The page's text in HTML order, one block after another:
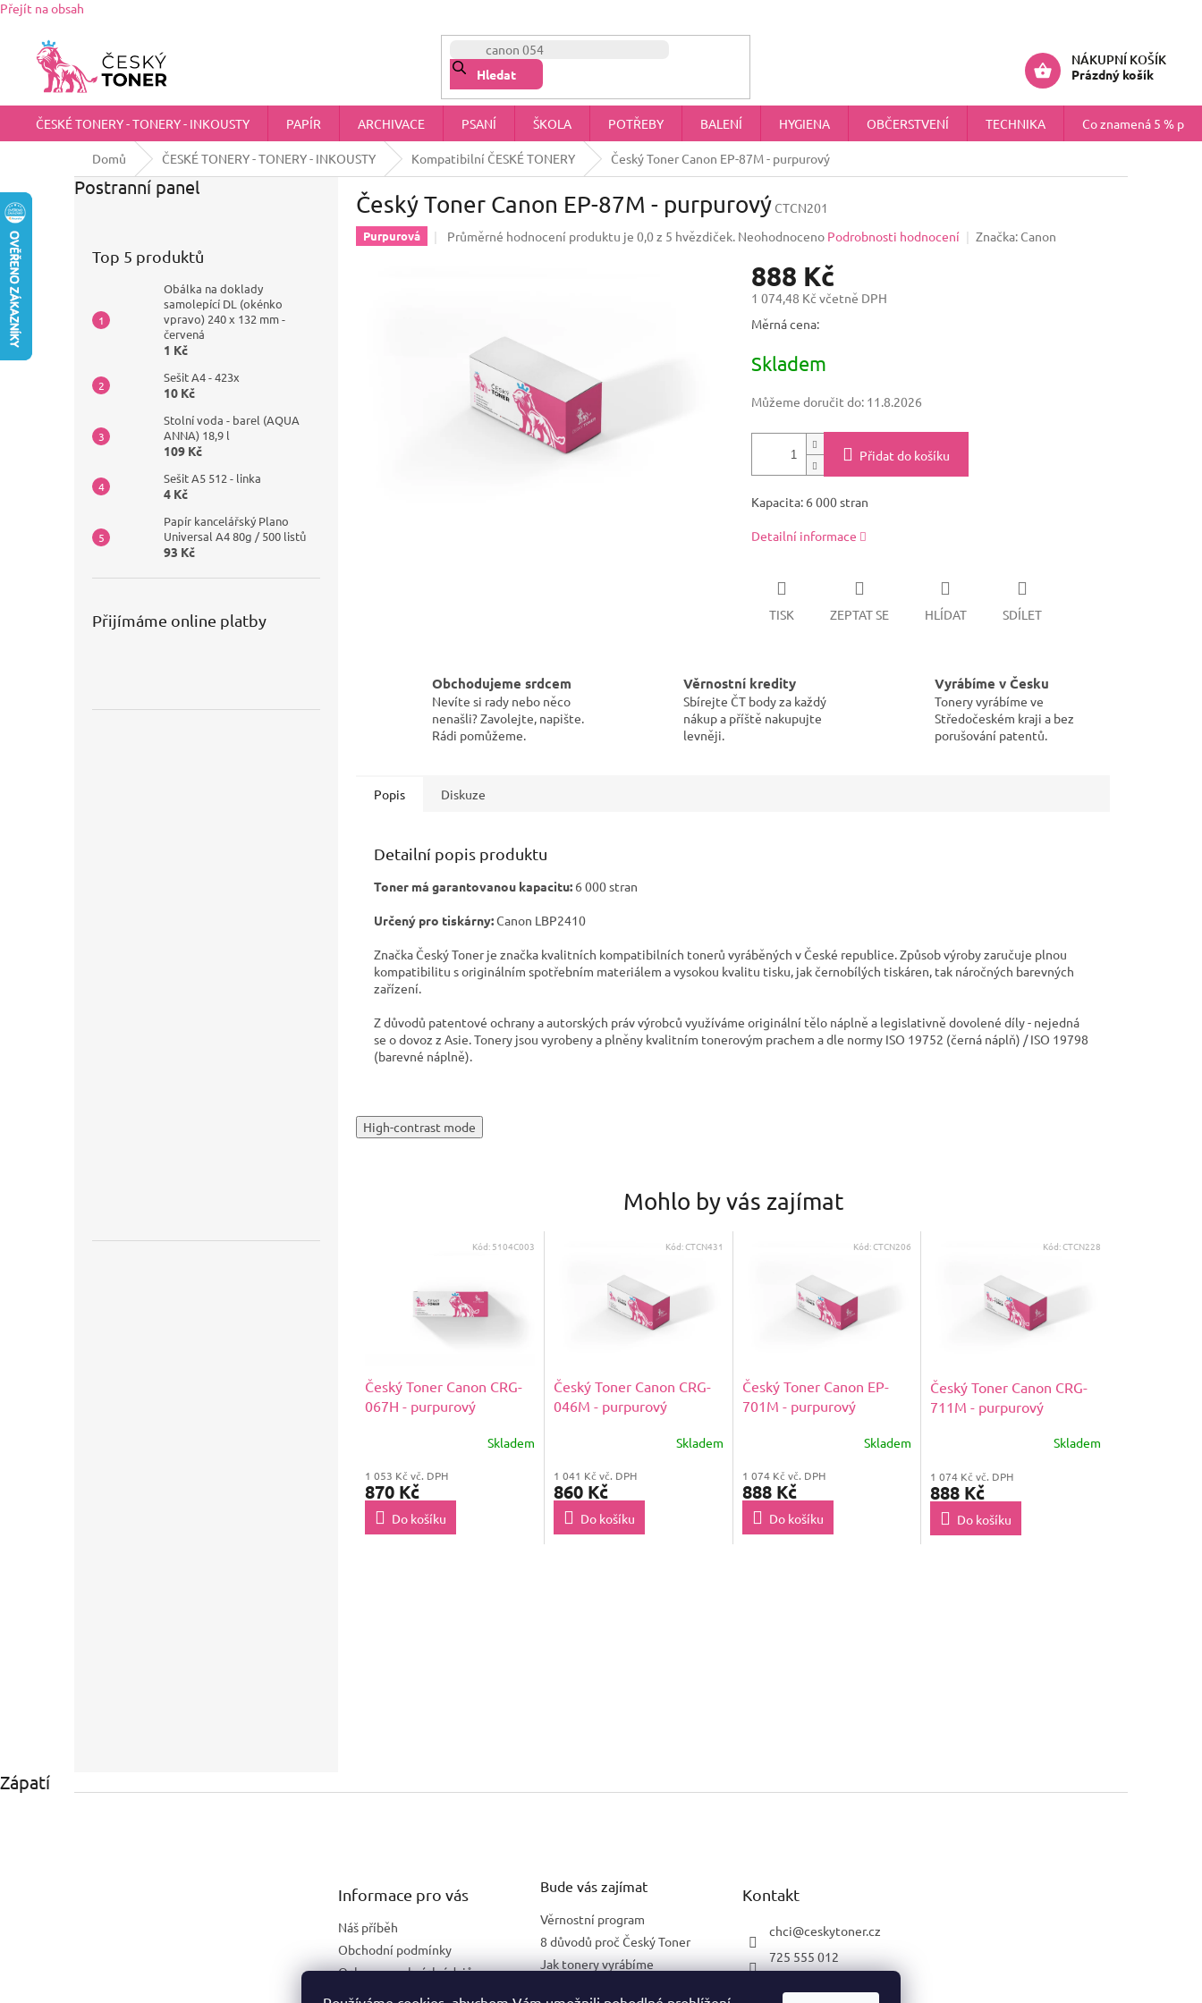
Přejít na obsah
chci@ceskytoner.cz
OBCHODNÍ PODMÍNKY
Hledat
NÁKUPNÍ KOŠÍK
Prázdný košík
ČESKÉ TONERY - TONERY - INKOUSTY PAPÍR ARCHIVACE PSANÍ ŠKOLA POTŘEBY BALENÍ HYGIENA OBČERSTVENÍ TECHNIKA Co znamená 5 %
Domů ČESKÉ TONERY - TONERY - INKOUSTY Kompatibilní ČESKÉ TONERY Český Toner Canon EP-87M - purpurový
Postranní panel
Top 5 produktů
Obálka na doklady
samolepící DL (okénko
vpravo) 240 x 132 mm -
červená
1 Kč
Sešit A4 - 423x
10 Kč
Stolní voda - barel (AQUA
ANNA) 18,9 l
109 Kč
Sešit A5 512 - linka
4 Kč
Papír kancelářský Plano
Universal A4 80g / 500 listů
93 Kč
Přijímáme online platby
Český Toner Canon EP-87M - purpurový CTCN201
Purpurová Průměrné hodnocení produktu je 0,0 z 5 hvězdiček. Neohodnoceno Podrobnosti hodnocení Značka: Canon
888 Kč
1 074,48 Kč včetně DPH
Měrná cena:
Skladem
Můžeme doručit do: 11.8.2026
Přidat do košíku
Kapacita: 6 000 stran
Detailní informace
TISK ZEPTAT SE HLÍDAT SDÍLET
Obchodujeme srdcem
Nevíte si rady nebo něco
nenašli? Zavolejte, napište.
Rádi pomůžeme.
Věrnostní kredity
Sbírejte ČT body za každý
nákup a příště nakupujte
levněji.
Vyrábíme v Česku
Tonery vyrábíme ve
Středočeském kraji a bez
porušování patentů.
Popis Diskuze
Detailní popis produktu
Toner má garantovanou kapacitu: 6 000 stran
Určený pro tiskárny:Canon LBP2410
Značka Český Toner je značka kvalitních kompatibilních tonerů vyráběných v České republice. Způsob výroby zaručuje plnou
kompatibilitu s originálním spotřebním materiálem a vysokou kvalitu tisku, jak černobílých tiskáren, tak náročných barevných
zařízení.
Z důvodů patentové ochrany a autorských práv výrobců využíváme originální tělo náplně a legislativně dovolené díly - nejedná
se o dovoz z Asie. Tonery jsou vyrobeny a plněny kvalitním tonerovým prachem a dle normy ISO 19752 (černá náplň) / ISO 19798
(barevné náplně).
High-contrast mode
Mohlo by vás zajímat
Český Toner Canon CRG-
067H - purpurový
Skladem
1 053 Kč vč. DPH
870 Kč
Do košíku
Kód: 5104C003
Český Toner Canon CRG-
046M - purpurový
Skladem
1 041 Kč vč. DPH
860 Kč
Do košíku
Kód:CTCN431
Český Toner Canon EP-
701M - purpurový
Skladem
1 074 Kč vč. DPH
888 Kč
Do košíku
Kód:CTCN206
Český Toner Canon CRG-
711M - purpurový
Skladem
1 074 Kč vč. DPH
888 Kč
Do košíku
Kód:CTCN228
Zápatí
Informace pro vás
Náš příběh
Obchodní podmínky
Ochrana osobních údajů
Náhradní plnění pro firmy
Bude vás zajímat
Věrnostní program
8 důvodů proč Český Toner
Jak tonery vyrábíme
Kontakt
chci@ceskytoner.cz
725 555 012